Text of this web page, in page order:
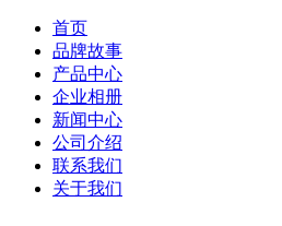
首页
品牌故事
产品中心
企业相册
新闻中心
公司介绍
联系我们
关于我们